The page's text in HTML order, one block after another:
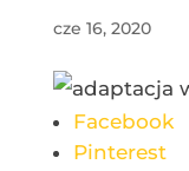
cze 16, 2020
Facebook
Pinterest